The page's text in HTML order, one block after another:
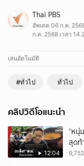
โทรคมนาคม ที่เปิดประมูล
มติไม่รับรอง และงดออกเสีย
Thai PBS
อัพเดต 06 ก.ค.
ก.ค. 2568 เวลา
เล่นอัตโนมัติ
#ทั่วไป ทั่วไป
คลิปวิดีโอแนะนำ
12:04
“หนุ่
สุดท้